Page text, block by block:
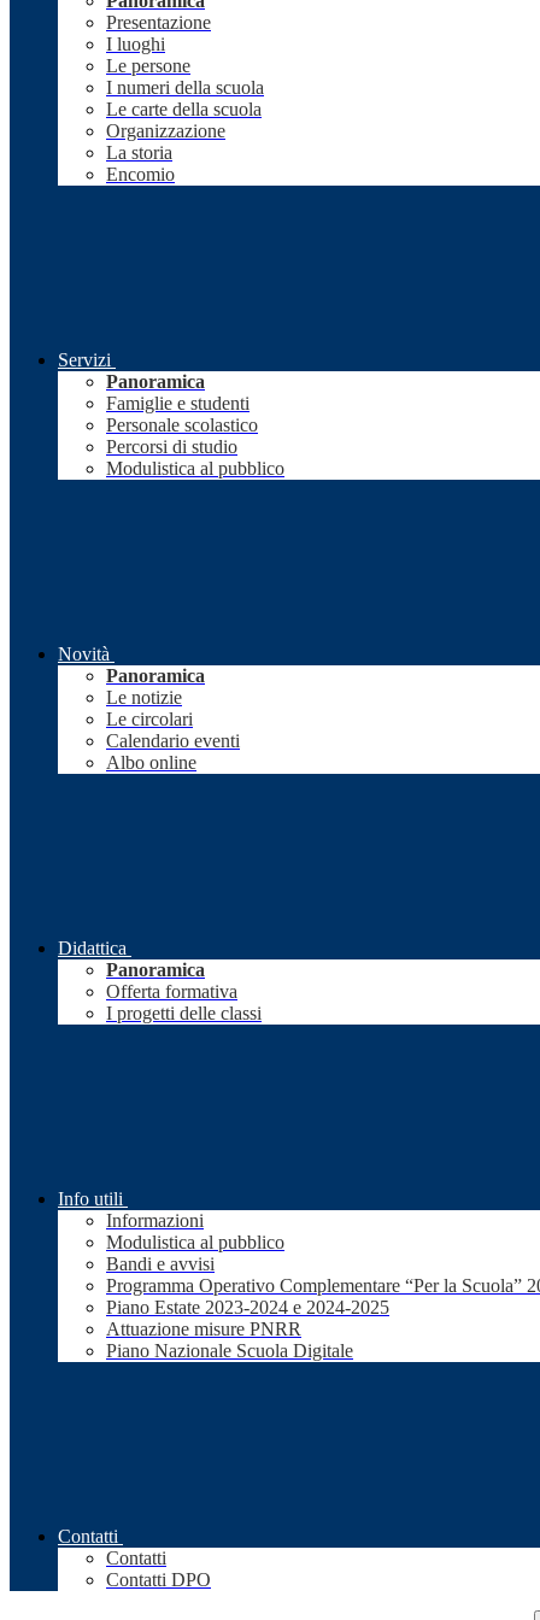
Presentazione
I luoghi
Le persone
I numeri della scuola
Le carte della scuola
Organizzazione
La storia
Encomio
Servizi
Panoramica
Famiglie e studenti
Personale scolastico
Percorsi di studio
Modulistica al pubblico
Novità
Panoramica
Le notizie
Le circolari
Calendario eventi
Albo online
Didattica
Panoramica
Offerta formativa
I progetti delle classi
Info utili
Informazioni
Modulistica al pubblico
Bandi e avvisi
Programma Operativo Complementare “Per la Scuola”
Piano Estate 2023-2024 e 2024-2025
Attuazione misure PNRR
Piano Nazionale Scuola Digitale
Contatti
Contatti
Contatti DPO